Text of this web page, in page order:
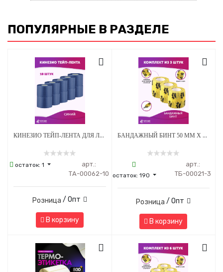
ПОПУЛЯРНЫЕ В РАЗДЕЛЕ
КИНЕЗИО ТЕЙП-ЛЕНТА ДЛЯ ЛИЦА И ТЕЛА 5 СМ Х 5М СИНИЙ - 10 ШТ
остаток:1
арт.:
ТА-00062-10
Розница / Опт
В корзину
БАНДАЖНЫЙ БИНТ 50 ММ Х 4.5 М ЖЕЛТЫЙ С ЛАПКАМИ - 3 ШТ
остаток: 190
арт.:
ТБ-00021-3
Розница / Опт
В корзину